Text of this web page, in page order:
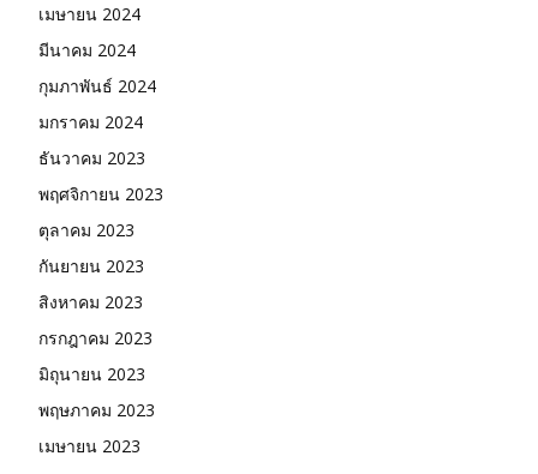
เมษายน 2024
มีนาคม 2024
กุมภาพันธ์ 2024
มกราคม 2024
ธันวาคม 2023
พฤศจิกายน 2023
ตุลาคม 2023
กันยายน 2023
สิงหาคม 2023
กรกฎาคม 2023
มิถุนายน 2023
พฤษภาคม 2023
เมษายน 2023